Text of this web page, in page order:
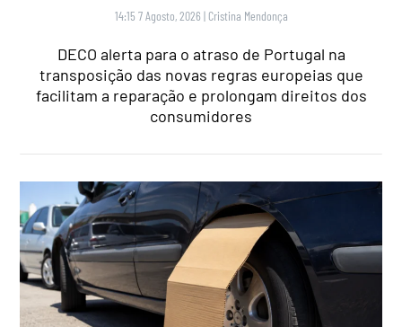
14:15 7 Agosto, 2026 | Cristina Mendonça
DECO alerta para o atraso de Portugal na
transposição das novas regras europeias que
facilitam a reparação e prolongam direitos dos
consumidores